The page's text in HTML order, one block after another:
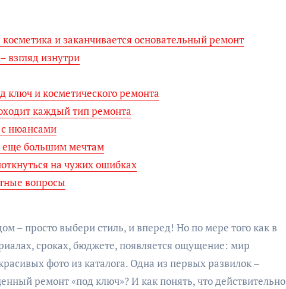
и заканчивается основательный ремонт
взгляд изнутри
ключ и косметического ремонта
каждый тип ремонта
с нюансами
еще большим мечтам
на чужих ошибках
вопросы
– просто выбери стиль, и вперед! Но по мере того как в
сроках, бюджете, появляется ощущение: мир
фото из каталога. Одна из первых развилок –
ремонт «под ключ»? И как понять, что действительно